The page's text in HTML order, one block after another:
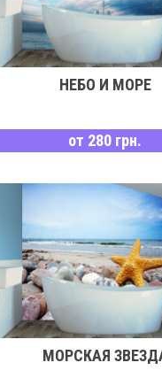
НЕБО И МОРЕ
от 280 грн.
МОРСКАЯ